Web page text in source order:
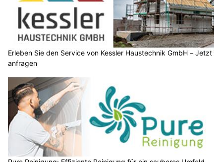
Erleben Sie den Service von Kessler Haustechnik GmbH – Jetzt
anfragen